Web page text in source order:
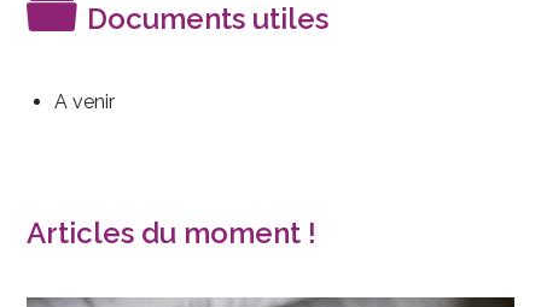
Documents utiles
A venir
Articles du moment !